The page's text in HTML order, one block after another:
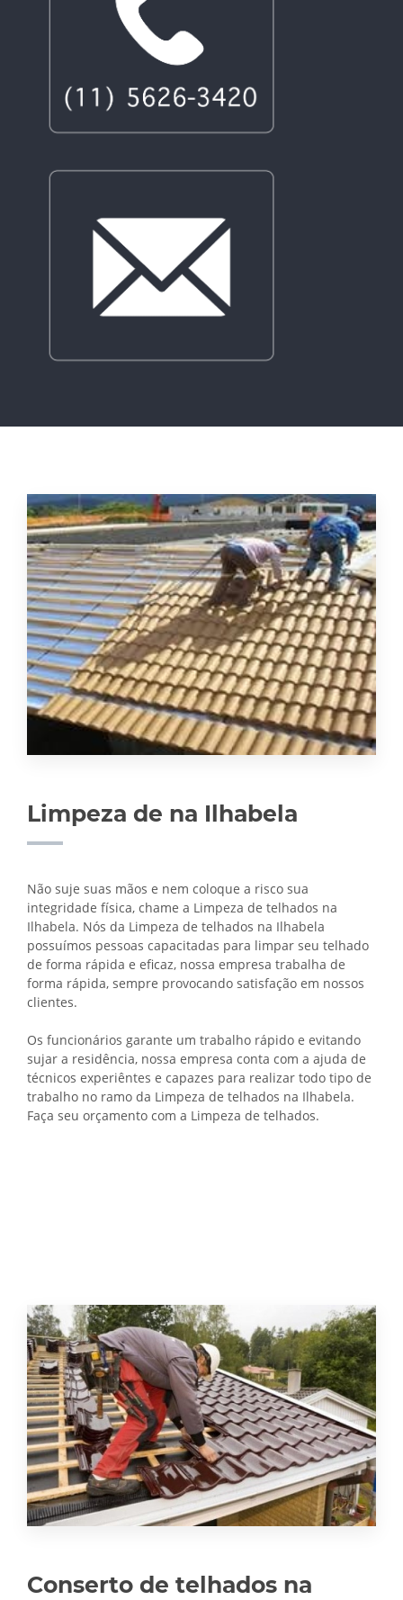
Limpeza de na Ilhabela
Não suje suas mãos e nem coloque a risco sua
integridade física, chame a Limpeza de telhados na
Ilhabela. Nós da Limpeza de telhados na Ilhabela
possuímos pessoas capacitadas para limpar seu telhado
de forma rápida e eficaz, nossa empresa trabalha de
forma rápida, sempre provocando satisfação em nossos
clientes.
Os funcionários garante um trabalho rápido e evitando
sujar a residência, nossa empresa conta com a ajuda de
técnicos experiêntes e capazes para realizar todo tipo de
trabalho no ramo da Limpeza de telhados na Ilhabela.
Faça seu orçamento com a Limpeza de telhados.
Conserto de telhados na